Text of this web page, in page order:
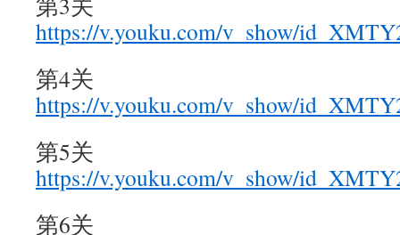
https://v.youku.com/v_show/
第4关
https://v.youku.com/v_show/
第5关
https://v.youku.com/v_show/
第6关